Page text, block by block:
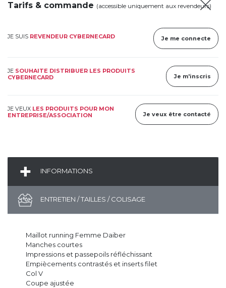
Tarifs & commande (accessible uniquement aux revendeurs)
JE SUIS REVENDEUR CYBERNECARD Je me connecte
JE SOUHAITE DISTRIBUER LES PRODUITS
CYBERNECARD
Je m'inscris
JE VEUX LES PRODUITS POUR MON
ENTREPRISE/ASSOCIATION
Je veux être contacté
INFORMATIONS
ENTRETIEN / TAILLES / COLISAGE
Maillot running Femme Daiber
Manches courtes
Impressions et passepoils réfléchissant
Empiècements contrastés et inserts filet
Col V
Coupe ajustée